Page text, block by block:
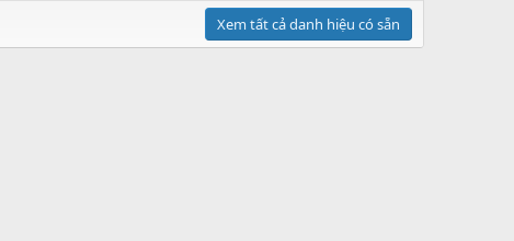
Xem tất cả danh hiệu có sẵn